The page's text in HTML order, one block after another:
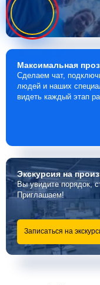
Максимальная
Сделаем чат,
людей и наших
видеть каждый этап
Экскурсияна
Вы увидите порядок,
Приглашаем!
Записаться на